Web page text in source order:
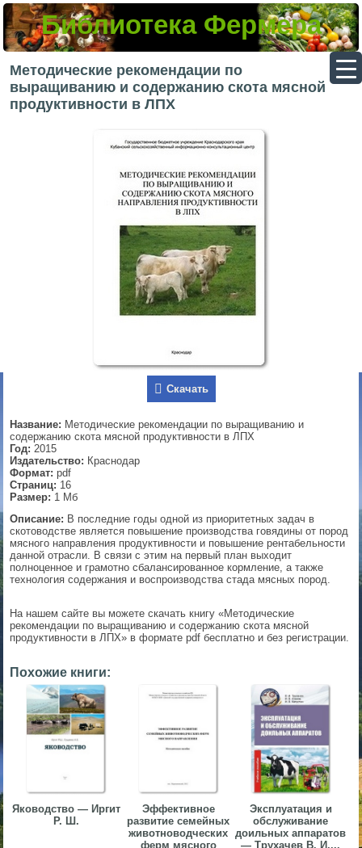
Библиотека Фермера
Методические рекомендации по
выращиванию и содержанию скота мясной
продуктивности в ЛПХ
Скачать
Название: Методические рекомендации по выращиванию и
содержанию скота мясной продуктивности в ЛПХ
Год: 2015
Издательство: Краснодар
Формат: pdf
Страниц: 16
Размер: 1 Мб
Описание: В последние годы одной из приоритетных задач в
скотоводстве является повышение производства говядины от пород
мясного направления продуктивности и повышение рентабельности
данной отрасли. В связи с этим на первый план выходит
полноценное и грамотно сбалансированное кормление, а также
технология содержания и воспроизводства стада мясных пород.
На нашем сайте вы можете скачать книгу «Методические
рекомендации по выращиванию и содержанию скота мясной
продуктивности в ЛПХ» в формате pdf бесплатно и без регистрации.
Похожие книги:
Яководство — Иргит
Р. Ш.
Эффективное
развитие семейных
животноводческих
ферм мясного
Эксплуатация и
обслуживание
доильных аппаратов
— Трухачев В. И....
▼
▼
▼